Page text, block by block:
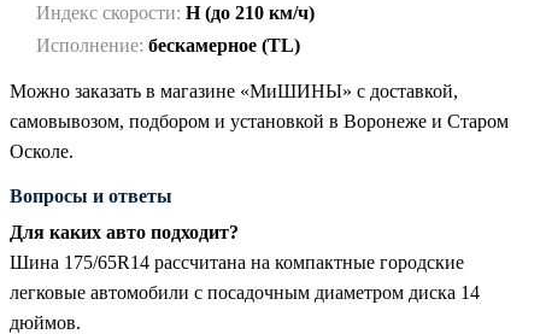
Индекс скорости: H (до 210 км/ч)
Исполнение: бескамерное (TL)
Можно заказать в магазине «МиШИНЫ» с доставкой,
самовывозом, подбором и установкой в Воронеже и Старом
Осколе.
Вопросы и ответы
Для каких авто подходит?
Шина 175/65R14 рассчитана на компактные городские
легковые автомобили с посадочным диаметром диска 14
дюймов.